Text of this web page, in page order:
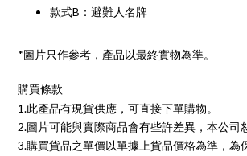
款式B：避難人名牌
*圖片只作參考，產品以最終實物為準。
購買條款
1.此產品有現貨供應，可直接下單購物。
2.圖片可能與實際商品會有些許差異，本公司
3.購買貨品之單價以單據上貨品價格為準，為